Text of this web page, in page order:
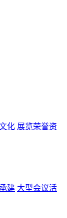
化 展览荣誉资
建 大型会议活